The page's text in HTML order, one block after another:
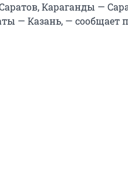
Караганды —
— Казань, — сообщает